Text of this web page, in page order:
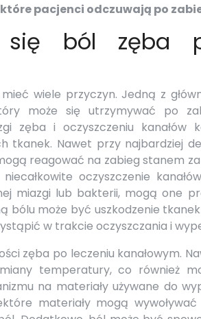
pacjenci odczuwają po
się ból zęba
wiele przyczyn. Jedną z
może się utrzymywać po
zęba i oczyszczeniu kanałów
tkanek. Nawet przy najbardziej
reagować na zabieg stanem
oczyszczenie
miazgi lub bakterii, mogą one
bólu może być uszkodzenie
w trakcie oczyszczania i
zęba po leczeniu kanałowym.
temperatury, co również
na materiały używane do
materiały mogą